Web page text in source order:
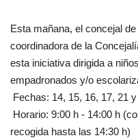
Esta mañana, el concejal
coordinadora de la
esta iniciativa dirigida a
empadronados y/o
Fechas: 14, 15, 16, 17, 21
Horario: 9:00 h - 14:00 h
recogida hasta las 14:30 h)